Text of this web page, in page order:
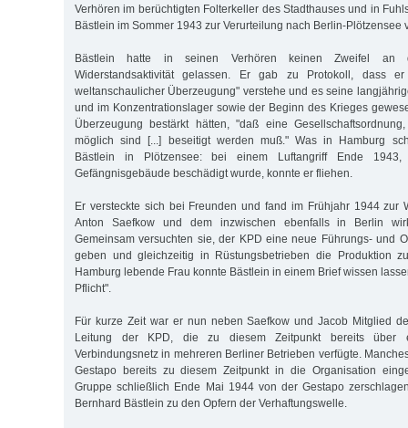
Verhören im berüchtigten Folterkeller des Stadthauses und in
Bästlein im Sommer 1943 zur Verurteilung nach Berlin-Plötzensee
Bästlein hatte in seinen Verhören keinen Zweifel an
Widerstandsaktivität gelassen. Er gab zu Protokoll, dass
weltanschaulicher Überzeugung" verstehe und es seine
und im Konzentrationslager sowie der Beginn des Krieges
Überzeugung bestärkt hätten, "daß eine
möglich sind [...] beseitigt werden muß." Was in Hamburg
Bästlein in Plötzensee: bei einem Luftangriff Ende
Gefängnisgebäude beschädigt wurde, konnte er fliehen.
Er versteckte sich bei Freunden und fand im Frühjahr 1944 zur
Anton Saefkow und dem inzwischen ebenfalls in Berlin
Gemeinsam versuchten sie, der KPD eine neue Führungs- und
geben und gleichzeitig in Rüstungsbetrieben die Produktion
Hamburg lebende Frau konnte Bästlein in einem Brief wissen
Pflicht".
Für kurze Zeit war er nun neben Saefkow und Jacob Mitglied
Leitung der KPD, die zu diesem Zeitpunkt bereits über
Verbindungsnetz in mehreren Berliner Betrieben verfügte.
Gestapo bereits zu diesem Zeitpunkt in die Organisation
Gruppe schließlich Ende Mai 1944 von der Gestapo
Bernhard Bästlein zu den Opfern der Verhaftungswelle.